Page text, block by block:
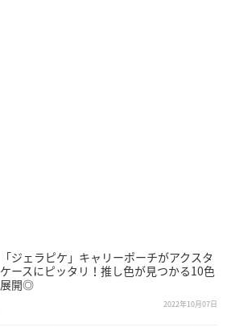
「ジェラピケ」キャリーポーチがアクスタ
ケースにピッタリ！推し色が見つかる10色
展開◎
2022年10月07日